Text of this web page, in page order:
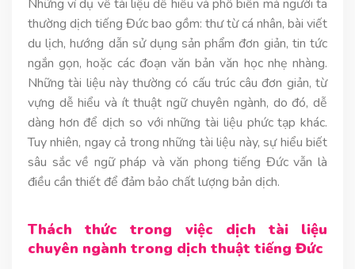
Những ví dụ về tài liệu dễ hiểu và phổ biến mà người ta
thường dịch tiếng Đức bao gồm: thư từ cá nhân, bài viết
du lịch, hướng dẫn sử dụng sản phẩm đơn giản, tin tức
ngắn gọn, hoặc các đoạn văn bản văn học nhẹ nhàng.
Những tài liệu này thường có cấu trúc câu đơn giản, từ
vựng dễ hiểu và ít thuật ngữ chuyên ngành, do đó, dễ
dàng hơn để dịch so với những tài liệu phức tạp khác.
Tuy nhiên, ngay cả trong những tài liệu này, sự hiểu biết
sâu sắc về ngữ pháp và văn phong tiếng Đức vẫn là
điều cần thiết để đảm bảo chất lượng bản dịch.
Thách thức trong việc dịch tài liệu
chuyên ngành trong dịch thuật tiếng Đức